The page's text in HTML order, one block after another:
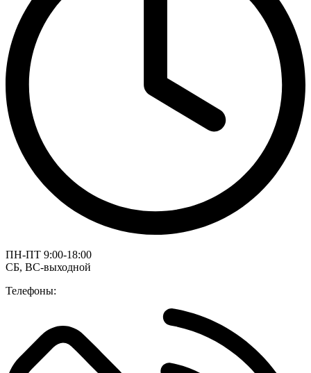
ПН-ПТ 9:00-18:00
СБ, ВС-выходной
Телефоны: